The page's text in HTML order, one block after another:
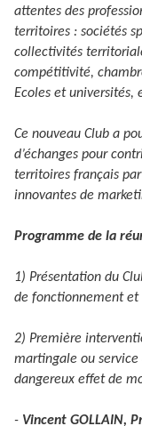
attentes des
territoires : sociétés
collectivités
compétitivité,
Ecoles et universités,
Ce nouveau Club a
d’échanges pour
territoires français
innovantes de
Programme de la
1) Présentation du
de fonctionnement et
2) Première
martingale ou
dangereux effet de
- Vincent GOLLAIN,